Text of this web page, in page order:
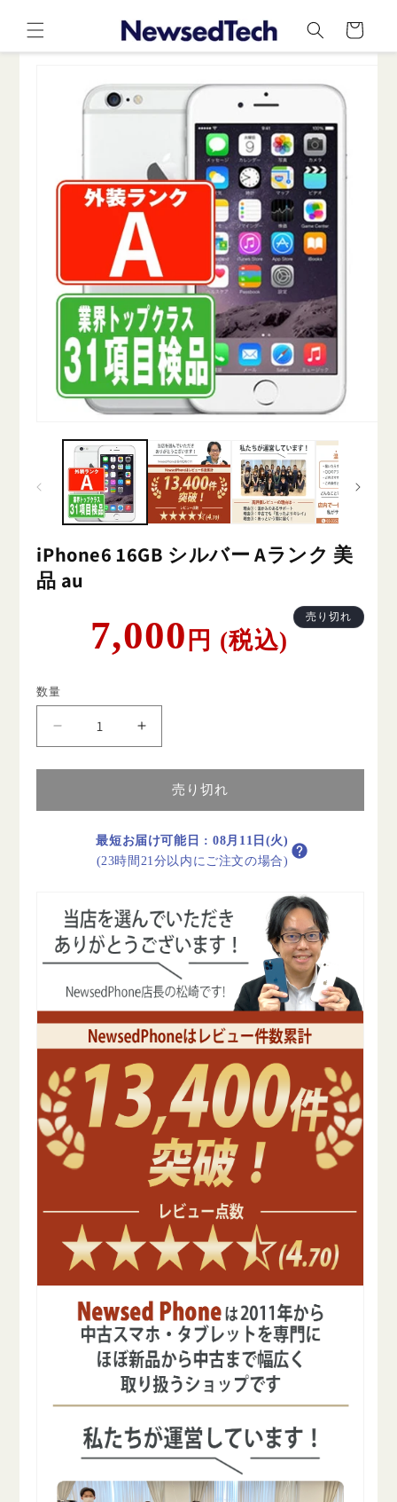
ンツに
進む
ー
ト
キップ
iPhone6 16GB シルバー Aランク 美
品 au
常
7,000 円 (税込)
売り切れ
数量
iPhone6
16GB
シ
バ
ク
美
品
の
数
量
を
減
ら
す
iPhone6
16GB
シ
バ
ー
A
ク
美
品
au
の
数
量
を
増
や
す
売り切れ
最短お届け可能日 :08月11日(火)
(23時間21分以内にご注文の場合)